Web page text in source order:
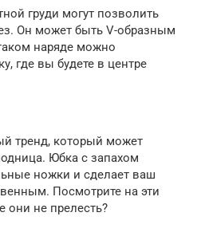
груди могут позволить
Он может быть V-образным
наряде можно
где вы будете в центре
тренд, который может
Юбка с запахом
ножки и сделает ваш
Посмотрите на эти
они не прелесть?